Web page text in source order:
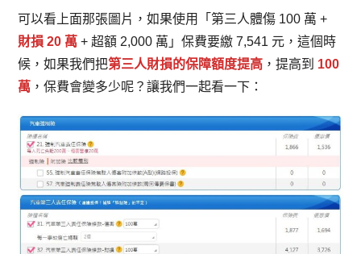
可以看上面那張圖片，如果使用「第三人體傷 100 萬 +
財損 20 萬+ 超額 2,000 萬」保費要繳 7,541 元，這個時
候，如果我們把第三人財損的保障額度提高 ，提高到 100
萬 ，保費會變多少呢？讓我們一起看一下：